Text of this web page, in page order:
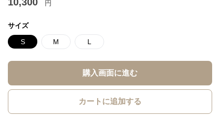
円
サイズ
S M L
購入画面に進む
カートに追加する